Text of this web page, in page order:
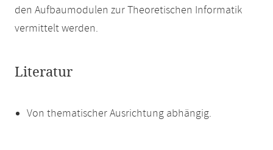
den Aufbaumodulen zur Theoretischen Informatik
vermittelt werden.
Literatur
Von thematischer Ausrichtung abhängig.